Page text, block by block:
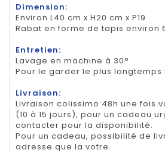
Dimension:
Environ L40 cm x H20 cm x P19
Rabat en forme de tapis environ
Entretien:
Lavage en machine à 30°
Pour le garder le plus longtemps
Livraison:
Livraison colissimo 48h une fois
(10 à 15 jours), pour un cadeau
contacter pour la disponibilité.
Pour un cadeau, possibilité de
adresse que la votre.